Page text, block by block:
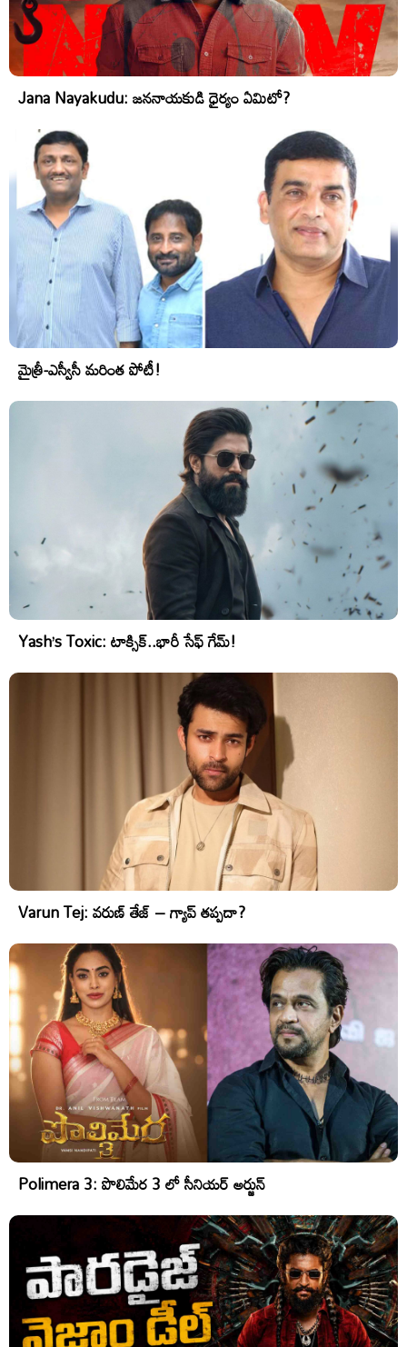
Jana Nayakudu: జననాయకుడి ధైర్యం ఏమిటో?
మైత్రీ-ఎస్వీసీ మరింత పోటీ!
Yash’s Toxic: టాక్సిక్..భారీ సేఫ్ గేమ్!
Varun Tej: వరుణ్ తేజ్ – గ్యాప్ తప్పదా?
Polimera 3: పొలిమేర 3 లో సీనియర్ అర్జున్